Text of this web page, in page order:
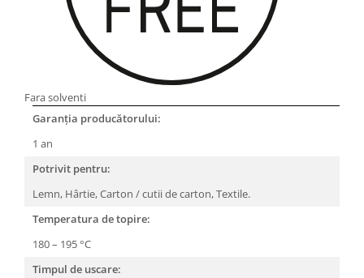
Fara solventi
Garanția producătorului:
1 an
Potrivit pentru:
Lemn, Hârtie, Carton / cutii de carton, Textile.
Temperatura de topire:
180 – 195 °C
Timpul de uscare: